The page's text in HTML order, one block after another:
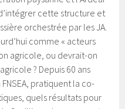
cette structure et
orchestrée par les JA.
comme « acteurs
agricole, ou devrait-on
? Depuis 60 ans
pratiquent la co-
quels résultats pour